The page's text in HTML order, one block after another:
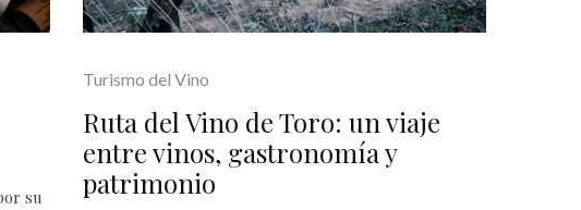
su
Turismo del Vino
Ruta del Vino de Toro: un viaje
entre vinos, gastronomía y
patrimonio